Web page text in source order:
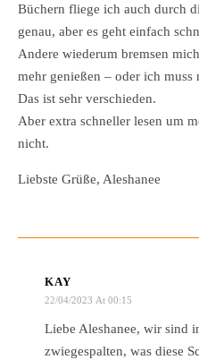
Büchern fliege ich auch durch
genau, aber es geht einfach
Andere wiederum bremsen
mehr genießen – oder ich
Das ist sehr verschieden.
Aber extra schneller lesen um
nicht.
Liebste Grüße, Aleshanee
KAY
22/04/2023 At 00:15
Liebe Aleshanee, wir sind
zwiegespalten, was diese